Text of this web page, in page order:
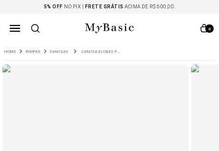
5% OFF NO PIX | FRETE GRÁTIS ACIMA DE R$ 600,00.
0
ROUPAS CAMISAS CAMISA ELOBEY PRETA